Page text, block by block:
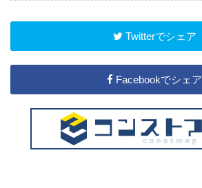
Twitterでシェア
Facebookでシェア